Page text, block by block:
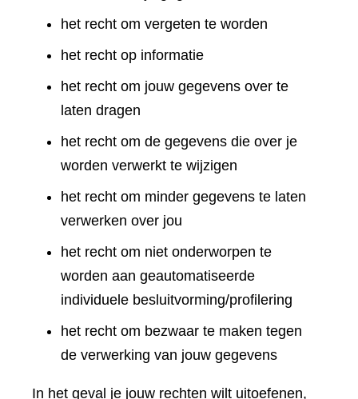
het recht om vergeten te worden
het recht op informatie
het recht om jouw gegevens over te
laten dragen
het recht om de gegevens die over je
worden verwerkt te wijzigen
het recht om minder gegevens te laten
verwerken over jou
het recht om niet onderworpen te
worden aan geautomatiseerde
individuele besluitvorming/profilering
het recht om bezwaar te maken tegen
de verwerking van jouw gegevens
In het geval je jouw rechten wilt uitoefenen,